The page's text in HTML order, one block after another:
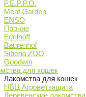
P.E.P.P.O.
Meat Garden
ENSO
Прочие
Edelhoff
Baurenhof
Siberia ZOO
Goodwin
для кошек
Лакомства для кошек
НВЦ Агроветзащита
Деревенские лакомства